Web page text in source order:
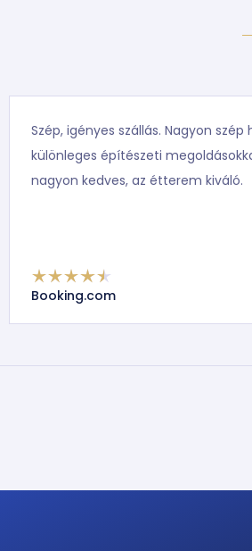
Szép, igényes szállás. Nagyon
különleges építészeti
nagyon kedves, az étterem kiváló.
Booking.com